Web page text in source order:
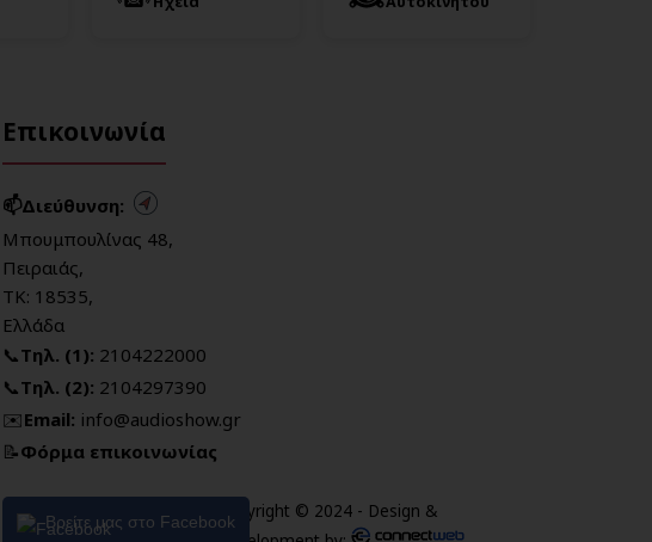
Επικοινωνία
📫Διεύθυνση:
Μπουμπουλίνας 48,
Πειραιάς,
ΤΚ: 18535,
Ελλάδα
📞Τηλ. (1): 2104222000
📞Τηλ. (2): 2104297390
✉️Email: info@audioshow.gr
📝Φόρμα επικοινωνίας
Βρείτε μας στο FacebookCopyright © 2024 - Design &